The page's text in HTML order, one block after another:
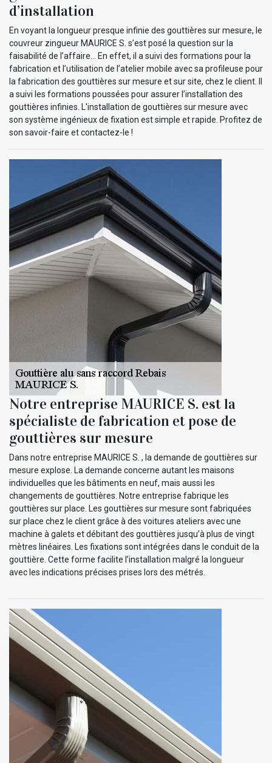
d’installation
En voyant la longueur presque infinie des gouttières sur mesure, le
couvreur zingueur MAURICE S. s’est posé la question sur la
faisabilité de l’affaire… En effet, il a suivi des formations pour la
fabrication et l’utilisation de l’atelier mobile avec sa profileuse pour
la fabrication des gouttières sur mesure et sur site, chez le client. Il
a suivi les formations poussées pour assurer l’installation des
gouttières infinies. L'installation de gouttières sur mesure avec
son système ingénieux de fixation est simple et rapide. Profitez de
son savoir-faire et contactez-le !
Notre entreprise MAURICE S. est la
spécialiste de fabrication et pose de
gouttières sur mesure
Dans notre entreprise MAURICE S. , la demande de gouttières sur
mesure explose. La demande concerne autant les maisons
individuelles que les bâtiments en neuf, mais aussi les
changements de gouttières. Notre entreprise fabrique les
gouttières sur place. Les gouttières sur mesure sont fabriquées
sur place chez le client grâce à des voitures ateliers avec une
machine à galets et débitant des gouttières jusqu’à plus de vingt
mètres linéaires. Les fixations sont intégrées dans le conduit de la
gouttière. Cette forme facilite l’installation malgré la longueur
avec les indications précises prises lors des métrés.